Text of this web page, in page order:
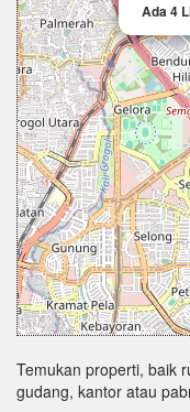
Ada 4
Temukan properti, baik
gudang, kantor atau